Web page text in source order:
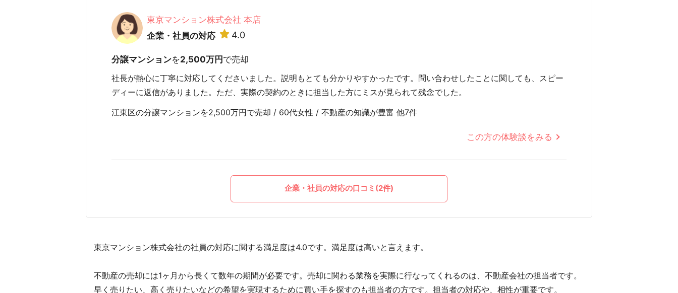
東京マンション株式会社 本店
企業・社員の対応
4.0
分譲マンションを2,500万円で売却
社長が熱心に丁寧に対応してくださいました。説明もとても分かりやすかったです。問い合わせしたことに関しても、スピー
ディーに返信がありました。ただ、実際の契約のときに担当した方にミスが見られて残念でした。
江東区の分譲マンションを2,500万円で売却 / 60代女性 / 不動産の知識が豊富 他7件
この方の体験談をみる
企業・社員の対応の口コミ(2件)
東京マンション株式会社の社員の対応に関する満足度は4.0です。満足度は高いと言えます。
不動産の売却には1ヶ月から長くて数年の期間が必要です。売却に関わる業務を実際に行なってくれるのは、不動産会社の担当者です。
早く売りたい、高く売りたいなどの希望を実現するために買い手を探すのも担当者の方です。担当者の対応や、相性が重要です。